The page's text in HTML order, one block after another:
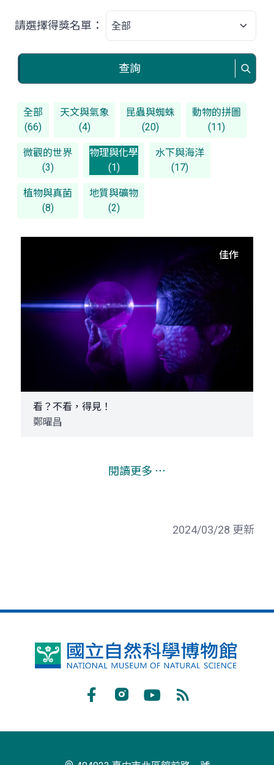
請選擇得獎名單：
查詢
全部
(66)
天文與氣象
(4)
昆蟲與蜘蛛
(20)
動物的拼圖
(11)
微觀的世界
(3)
物理與化學
(1)
水下與海洋
(17)
植物與真菌
(8)
地質與礦物
(2)
佳作
看？不看，得見！
鄭曜昌
閱讀更多 ⋯
2024/03/28 更新
國